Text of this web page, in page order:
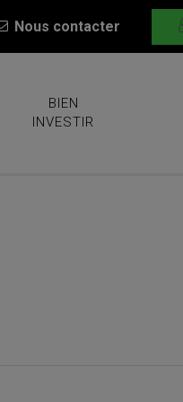
Nous contacter
BIEN
INVESTIR